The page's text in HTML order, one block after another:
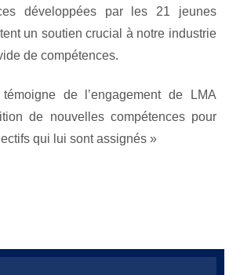
développées par les 21 jeunes
un soutien crucial à notre industrie
de compétences.
de l’engagement de LMA
de nouvelles compétences pour
qui lui sont assignés »